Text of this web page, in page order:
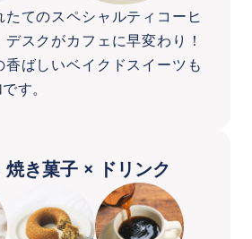
てのスペシャルティコーヒ
スクがカフェに早変わり！
ばしいベイクドスイーツも
す。
焼き菓子 × ドリンク